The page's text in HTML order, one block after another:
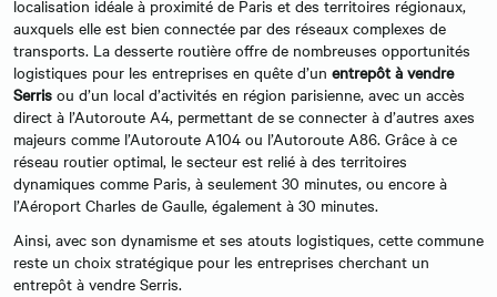
localisation idéale à proximité de Paris et des territoires régionaux,
auxquels elle est bien connectée par des réseaux complexes de
transports. La desserte routière offre de nombreuses opportunités
logistiques pour les entreprises en quête d’un entrepôt à vendre
Serris ou d’un local d’activités en région parisienne, avec un accès
direct à l’Autoroute A4, permettant de se connecter à d’autres axes
majeurs comme l’Autoroute A104 ou l’Autoroute A86. Grâce à ce
réseau routier optimal, le secteur est relié à des territoires
dynamiques comme Paris, à seulement 30 minutes, ou encore à
l’Aéroport Charles de Gaulle, également à 30 minutes.
Ainsi, avec son dynamisme et ses atouts logistiques, cette commune
reste un choix stratégique pour les entreprises cherchant un
entrepôt à vendre Serris.